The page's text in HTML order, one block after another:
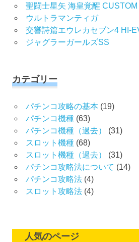
聖闘士星矢 海皇覚醒 CUSTOM
ウルトラマンティガ
交響詩篇エウレカセブン4 HI-
ジャグラーガールズSS
カテゴリー
パチンコ攻略の基本 (19)
パチンコ機種(63)
パチンコ機種（過去）
(31)
スロット機種(68)
スロット機種（過去）
(31)
パチンコ攻略法について (14)
パチンコ攻略法(4)
スロット攻略法(4)
人気のページ